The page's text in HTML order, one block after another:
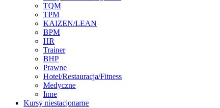
TQM
TPM
KAIZEN/LEAN
BPM
HR
Trainer
BHP
Prawne
Hotel/Restauracja/Fitness
Medyczne
Inne
Kursy niestacjonarne